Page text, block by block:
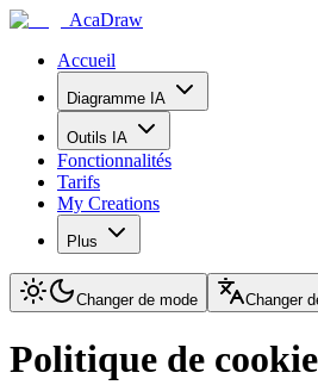
AcaDraw
Accueil
Diagramme IA
Outils IA
Fonctionnalités
Tarifs
My Creations
Plus
Changer de mode Changer
Politique de